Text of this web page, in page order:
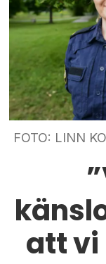
FOTO: LINN
att vi